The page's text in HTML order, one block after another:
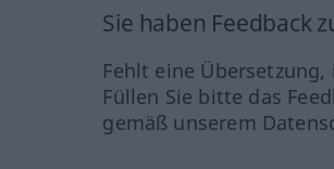
Sie haben Feedback
Fehlt eine
Füllen Sie bitte das
gemäß unserem